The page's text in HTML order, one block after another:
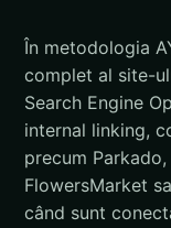
În metodologia
complet al site-
Search Engine
internal linking,
precum
FlowersMarket
când sunt